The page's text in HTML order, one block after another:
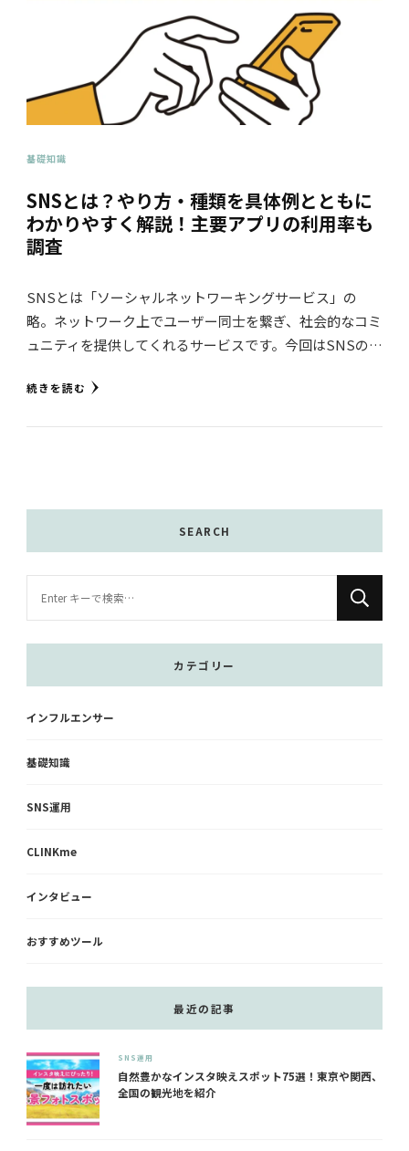
基礎知識
SNSとは？やり方・種類を具体例とともに
わかりやすく解説！主要アプリの利用率も
調査
SNSとは「ソーシャルネットワーキングサービス」の
略。ネットワーク上でユーザー同士を繋ぎ、社会的なコミ
ュニティを提供してくれるサービスです。今回はSNSの…
続きを読む
SEARCH
で
?
カテゴリー
インフルエンサー
基礎知識
SNS運用
CLINKme
インタビュー
おすすめツール
最近の記事
SNS運用
自然豊かなインスタ映えスポット75選！東京や関西、
全国の観光地を紹介